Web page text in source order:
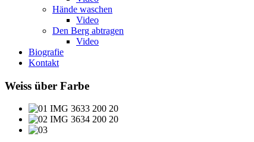
Hände waschen
Video
Den Berg abtragen
Video
Biografie
Kontakt
Weiss über Farbe